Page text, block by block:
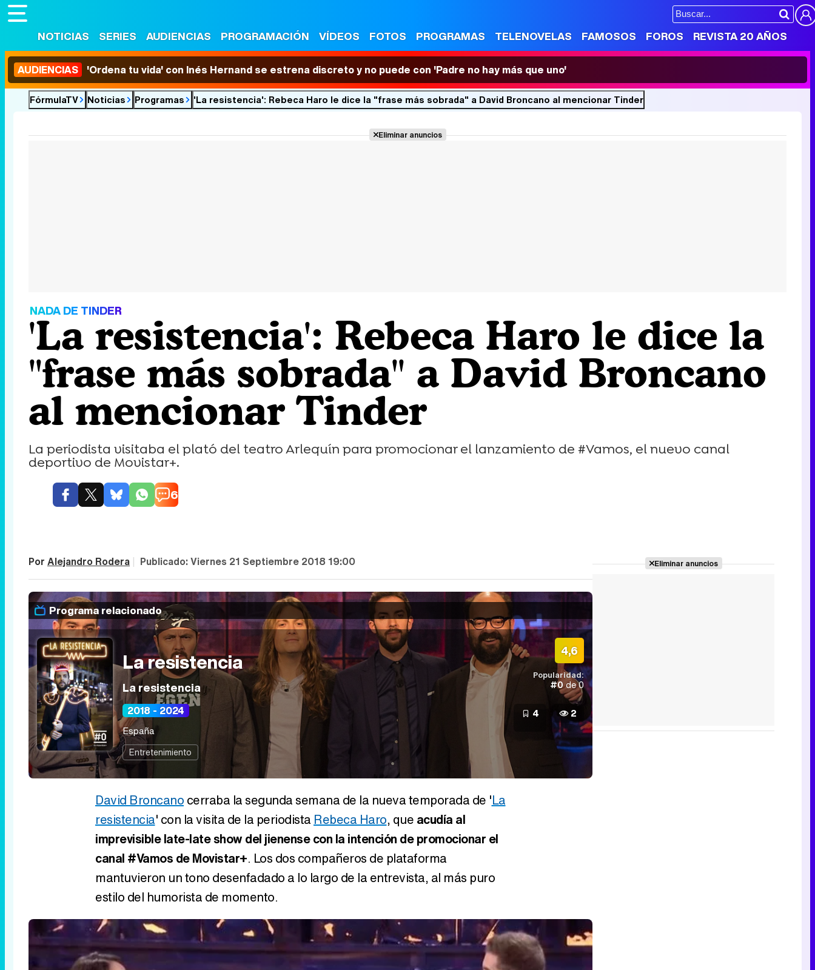
NOTICIAS SERIES AUDIENCIAS PROGRAMACIÓN VÍDEOS FOTOS PROGRAMAS TELENOVELAS FAMOSOS FOROS REVISTA 20 AÑOS
AUDIENCIAS 'Ordena tu vida' con Inés Hernand se estrena discreto y no puede con 'Padre no hay más que uno'
FórmulaTV Noticias Programas 'La resistencia': Rebeca Haro le dice la "frase más sobrada" a David Broncano al mencionar Tinder
Eliminar anuncios
NADA DE TINDER
'La resistencia': Rebeca Haro le dice la
"frase más sobrada" a David Broncano
al mencionar Tinder
La periodista visitaba el plató del teatro Arlequín para promocionar el lanzamiento de #Vamos, el nuevo canal
deportivo de Movistar+.
6
Por Alejandro Rodera | Publicado:Viernes 21 Septiembre 2018 19:00
Programa relacionado
La resistencia
La resistencia
2018 - 2024
España
Entretenimiento
4,6
Popularidad:
#0de 0
4 2
David Broncano cerraba la segunda semana de la nueva temporada de 'La
resistencia' con la visita de la periodista Rebeca Haro, que acudía al
imprevisible late-late show del jienense con la intención de promocionar el
canal #Vamos de Movistar+. Los dos compañeros de plataforma
mantuvieron un tono desenfadado a lo largo de la entrevista, al más puro
estilo del humorista de momento.
Eliminar anuncios